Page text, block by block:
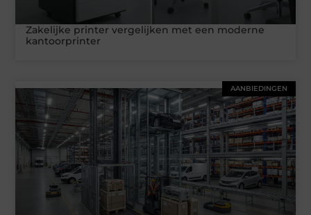
Zakelijke printer vergelijken met een moderne
kantoorprinter
AANBIEDINGEN